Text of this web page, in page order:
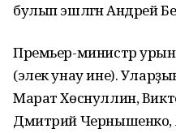
булып эшләгән Андрей
Премьер-министр
(элек унау ине).
Марат Хөснуллин,
Дмитрий Чернышенко,